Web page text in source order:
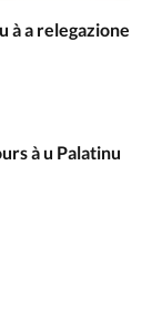
à a relegazione
à u Palatinu